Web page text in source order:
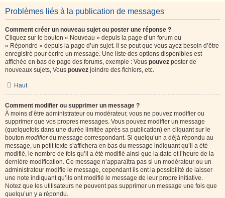
Problèmes liés à la publication de messages
Comment créer un nouveau sujet ou poster une réponse ?
Cliquez sur le bouton « Nouveau » depuis la page d’un forum ou
« Répondre » depuis la page d’un sujet. Il se peut que vous ayez besoin d’être
enregistré pour écrire un message. Une liste des options disponibles est
affichée en bas de page des forums, exemple : Vous pouvez poster de
nouveaux sujets, Vous pouvez joindre des fichiers, etc.
Haut
Comment modifier ou supprimer un message ?
À moins d’être administrateur ou modérateur, vous ne pouvez modifier ou
supprimer que vos propres messages. Vous pouvez modifier un message
(quelquefois dans une durée limitée après sa publication) en cliquant sur le
bouton modifierdu message correspondant. Si quelqu’un a déjà répondu au
message, un petit texte s’affichera en bas du message indiquant qu’il a été
modifié, le nombre de fois qu’il a été modifié ainsi que la date et l’heure de la
dernière modification. Ce message n’apparaîtra pas si un modérateur ou un
administrateur modifie le message, cependant ils ont la possibilité de laisser
une note indiquant qu’ils ont modifié le message de leur propre initiative.
Notez que les utilisateurs ne peuvent pas supprimer un message une fois que
quelqu’un y a répondu.